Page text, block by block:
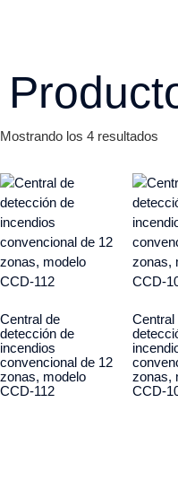
Mostrando los 4 resultados
Central de
detección de
incendios
convencional de 12
zonas, modelo
CCD-112
Central
zonas,
CCD-